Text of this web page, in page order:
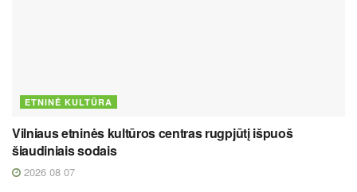
ETNINĖ KULTŪRA
Vilniaus etninės kultūros centras rugpjūtį išpuoš
šiaudiniais sodais
2026 08 07